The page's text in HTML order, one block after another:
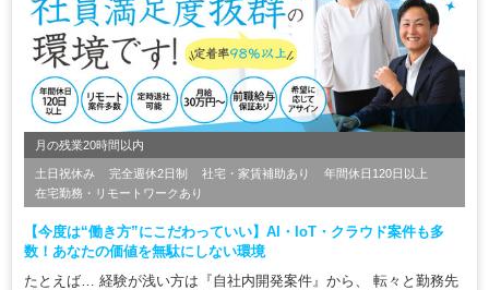
月の残業20時間以内
土日祝休み 完全週休2日制 社宅・家賃補助あり
年間休日120日以上
在宅勤務・リモートワークあり
【今度は“働き方”にこだわっていい】AI・IoT・クラウド案件も多
数！あなたの価値を無駄にしない環境
たとえば… 経験が浅い方は『自社内開発案件』から、 転々と勤務先